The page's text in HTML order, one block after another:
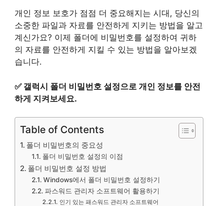
개인 정보 보호가 점점 더 중요해지는 시대, 당신의
소중한 파일과 자료를 안전하게 지키는 방법을 알고
계신가요? 이제 폴더에 비밀번호를 설정하여 귀하
의 자료를 안전하게 지킬 수 있는 방법을 알아보겠
습니다.
✅ 갤럭시 폴더 비밀번호 설정으로 개인 정보를 안전
하게 지켜보세요.
Table of Contents
폴더 비밀번호의 중요성
폴더 비밀번호 설정의 이점
폴더 비밀번호 설정 방법
Windows에서 폴더 비밀번호 설정하기
파스워드 관리자 소프트웨어 활용하기
인기 있는 패스워드 관리자 소프트웨어